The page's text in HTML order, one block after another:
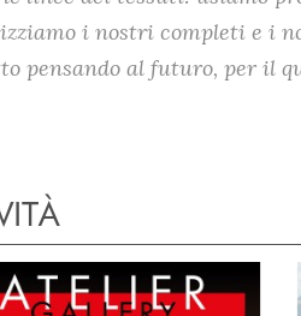
i nostri completi e i
pensando al futuro, per il